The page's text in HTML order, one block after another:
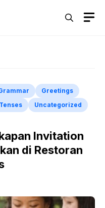
Greetings
Tenses
Uncategorized
Invitation
di Restoran